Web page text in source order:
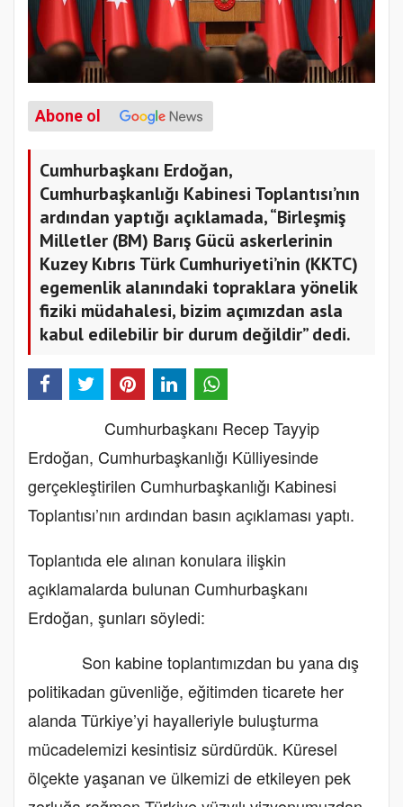
Abone ol
Cumhurbaşkanı Erdoğan,
Cumhurbaşkanlığı Kabinesi Toplantısı’nın
ardından yaptığı açıklamada, “Birleşmiş
Milletler (BM) Barış Gücü askerlerinin
Kuzey Kıbrıs Türk Cumhuriyeti’nin (KKTC)
egemenlik alanındaki topraklara yönelik
fiziki müdahalesi, bizim açımızdan asla
kabul edilebilir bir durum değildir” dedi.
Cumhurbaşkanı Recep Tayyip
Erdoğan, Cumhurbaşkanlığı Külliyesinde
gerçekleştirilen Cumhurbaşkanlığı Kabinesi
Toplantısı’nın ardından basın açıklaması yaptı.
Toplantıda ele alınan konulara ilişkin
açıklamalarda bulunan Cumhurbaşkanı
Erdoğan, şunları söyledi:
Son kabine toplantımızdan bu yana dış
politikadan güvenliğe, eğitimden ticarete her
alanda Türkiye’yi hayalleriyle buluşturma
mücadelemizi kesintisiz sürdürdük. Küresel
ölçekte yaşanan ve ülkemizi de etkileyen pek